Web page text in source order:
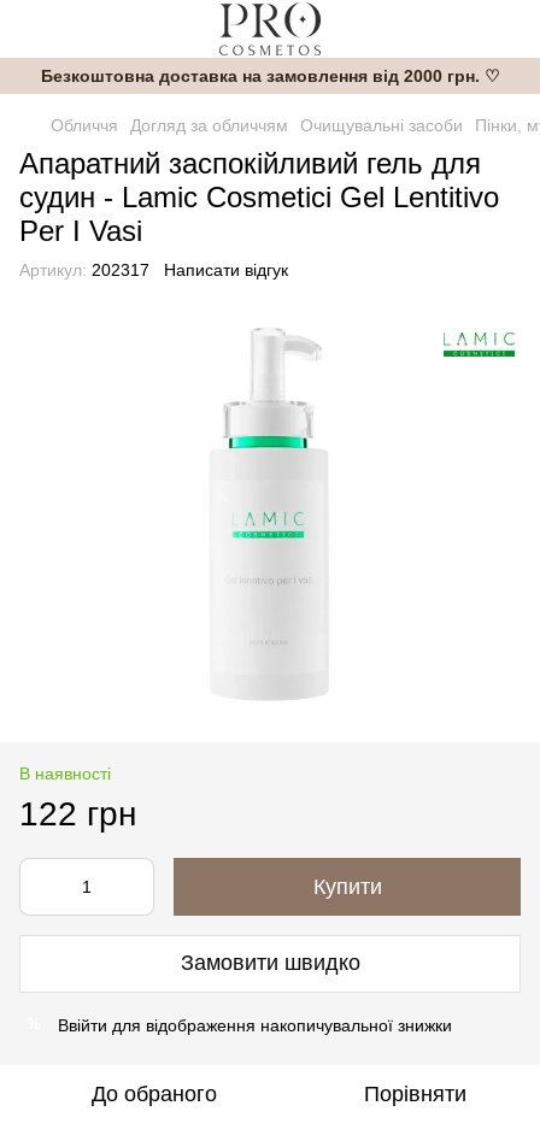
Безкоштовна доставка на замовлення від 2000 грн. ♡
Обличчя Догляд за обличчям Очищувальні засоби Пінки,
Апаратний заспокійливий гель для
судин - Lamic Cosmetici Gel Lentitivo
Per I Vasi
Артикул: 202317 Написати відгук
В наявності
122 грн
Купити
Замовити швидко
Ввійти для відображення накопичувальної знижки
До обраного Порівняти